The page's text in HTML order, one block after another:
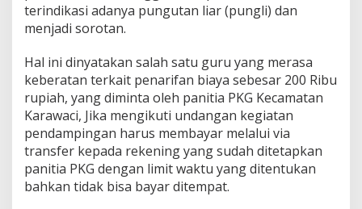
terindikasi adanya pungutan liar (pungli) dan
menjadi sorotan.
Hal ini dinyatakan salah satu guru yang merasa
keberatan terkait penarifan biaya sebesar 200 Ribu
rupiah, yang diminta oleh panitia PKG Kecamatan
Karawaci, Jika mengikuti undangan kegiatan
pendampingan harus membayar melalui via
transfer kepada rekening yang sudah ditetapkan
panitia PKG dengan limit waktu yang ditentukan
bahkan tidak bisa bayar ditempat.